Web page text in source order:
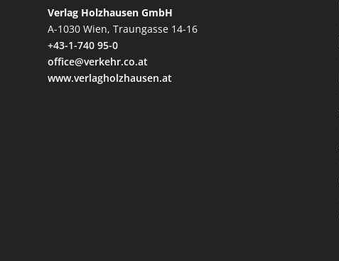
Verlag Holzhausen GmbH
A-1030 Wien, Traungasse 14-16
+43-1-740 95-0
office@verkehr.co.at
www.verlagholzhausen.at